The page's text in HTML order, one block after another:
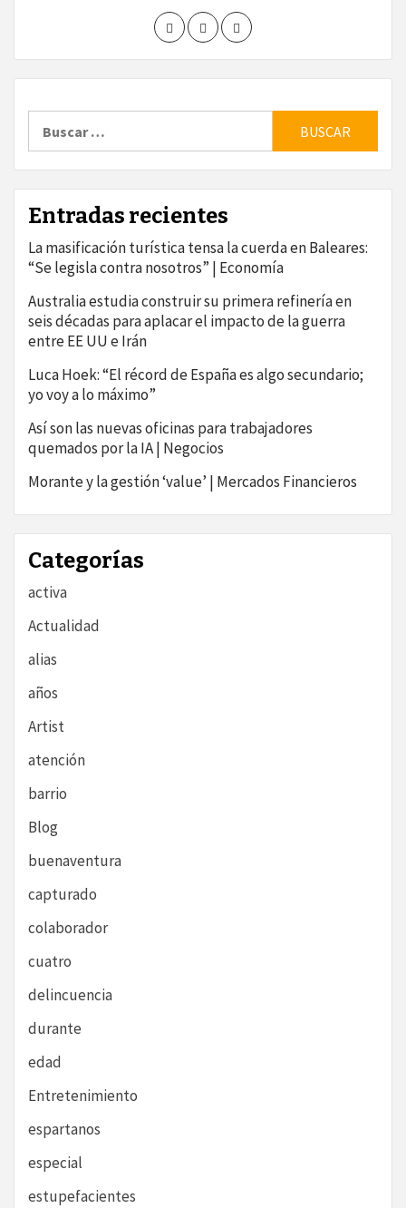
Entradas recientes
La masificación turística tensa la cuerda en Baleares:
“Se legisla contra nosotros” | Economía
Australia estudia construir su primera refinería en
seis décadas para aplacar el impacto de la guerra
entre EE UU e Irán
Luca Hoek: “El récord de España es algo secundario;
yo voy a lo máximo”
Así son las nuevas oficinas para trabajadores
quemados por la IA | Negocios
Morante y la gestión ‘value’ | Mercados Financieros
Categorías
activa
Actualidad
alias
años
Artist
atención
barrio
Blog
buenaventura
capturado
colaborador
cuatro
delincuencia
durante
edad
Entretenimiento
espartanos
especial
estupefacientes